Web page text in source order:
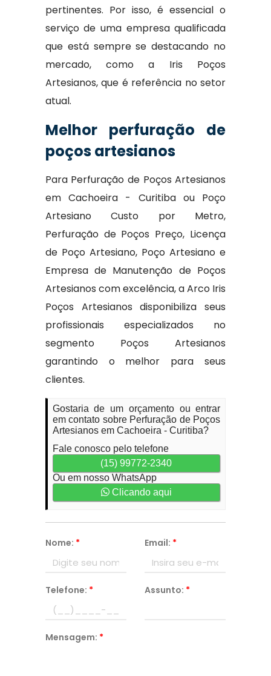
pertinentes. Por isso, é essencial o
serviço de uma empresa qualificada
que está sempre se destacando no
mercado, como a Iris Poços
Artesianos, que é referência no setor
atual.
Melhor perfuração de
poços artesianos
Para Perfuração de Poços Artesianos
em Cachoeira - Curitiba ou Poço
Artesiano Custo por Metro,
Perfuração de Poços Preço, Licença
de Poço Artesiano, Poço Artesiano e
Empresa de Manutenção de Poços
Artesianos com excelência, a Arco Iris
Poços Artesianos disponibiliza seus
profissionais especializados no
segmento Poços Artesianos
garantindo o melhor para seus
clientes.
Gostaria de um orçamento ou entrar
em contato sobre Perfuração de Poços
Artesianos em Cachoeira - Curitiba?
Fale conosco pelo telefone
(15) 99772-2340
Ou em nosso WhatsApp
Clicando aqui
Nome: * Email: *
Telefone: * Assunto: *
Mensagem: *